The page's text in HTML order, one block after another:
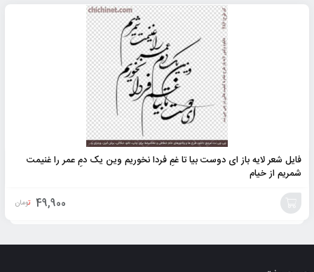
فایل شعر لایه باز ای دوست بیا تا غمِ فردا نخوریم وین یک دمِ عمر را غنیمت
شمریم از خیام
49,900 تومان